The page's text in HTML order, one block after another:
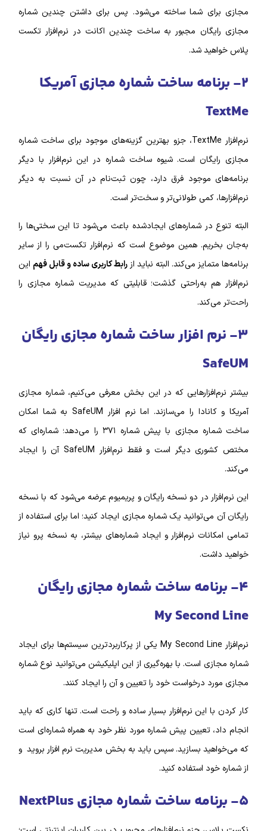
مجازی برای شما ساخته می‌شود. پس برای داشتن چندین شماره
مجازی رایگان مجبور به ساخت چندین اکانت در نرم‌‌افزار تکست
پلاس خواهید شد.
۲- برنامه ساخت شماره مجازی آمریکا
TextMe
نرم‌افزار TextMe، جزو بهترین گزینه‌‌های موجود برای ساخت شماره
مجازی رایگان است. شیوه ساخت شماره در این نرم‌افزار با دیگر
برنامه‌های موجود فرق دارد، چون ثبت‌نام در آن نسبت به دیگر
نرم‌افزار‌ها، کمی طولانی‌تر و سخت‌تر است.
البته تنوع در شماره‌‌های ایجادشده باعث می‌شود تا این سختی‌ها را
به‌جان بخریم. همین موضوع است که نرم‌‌افزار تکست‌می را از سایر
برنامه‌ها متمایز می‌کند. البته نباید از رابط کاربریساده و قابل فهم این
نرم‌افزار هم به‌راحتی گذشت؛ قابلیتی که مدیریت شماره مجازی را
راحت‌تر می‌کند.
۳- نرم‌ افزار ساخت شماره مجازی رایگان
SafeUM
بیشتر نرم‌افزار‌هایی که در این بخش معرفی می‌کنیم، شماره‌ مجازی
آمریکا و کانادا را می‌سازند. اما نرم‌ افزار SafeUM به شما امکان
ساخت شماره مجازی با پیش شماره ۳۷۱ را می‌دهد؛ شماره‌ای که
مختص کشوری دیگر است و فقط نرم‌افزار SafeUM آن را ایجاد
می‌کند.
این نرم‌‌افزار در دو نسخه رایگان و پریمیوم عرضه می‌شود که با نسخه
رایگان آن می‌توانید یک شماره مجازی ایجاد کنید؛ اما برای استفاده از
تمامی امکانات نرم‌‌افزار و ایجاد شماره‌های بیشتر، به نسخه پرو نیاز
خواهید داشت.
۴- برنامه ساخت شماره مجازی رایگان
My Second Line
نرم‌‌افزار My Second Line یکی از پرکاربردترین سیستم‌ها برای ایجاد
شماره مجازی است. با بهره‌گیری از این اپلیکیشن می‌توانید نوع شماره
مجازی مورد درخواست خود را تعیین و آن را ایجاد کنند.
کار کردن با این نرم‌افزار بسیار ساده و راحت است. تنها کاری که باید
انجام داد، تعیین پیش شماره مورد نظر خود به همراه شماره‌ای است
که می‌خواهید بسازید. سپس باید به بخش مدیریت نرم‌ افزار بروید و
از شماره خود استفاده کنید.
۵- برنامه ساخت شماره مجازی NextPlus